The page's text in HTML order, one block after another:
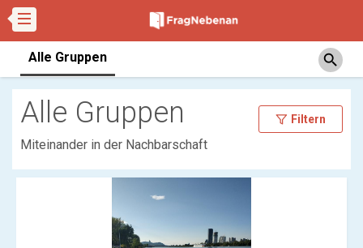
Alle Gruppen search
Alle Gruppen
Miteinander in der Nachbarschaft
Filtern